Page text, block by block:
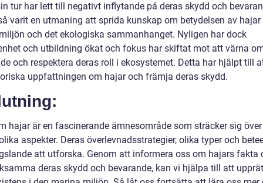
tur har lett till negativt inflytande på deras skydd och
varit en utmaning att sprida kunskap om betydelsen av hajar
och det ekologiska sammanhanget. Nyligen har dock
och utbildning ökat och fokus har skiftat mot att värna
och respektera deras roll i ekosystemet. Detta har hjälpt till
uppfattningen om hajar och främja deras skydd.
hajar är en fascinerande ämnesområde som sträcker sig
aspekter. Deras överlevnadsstrategier, olika typer och
att utforska. Genom att informera oss om hajars fakta
deras skydd och bevarande, kan vi hjälpa till att